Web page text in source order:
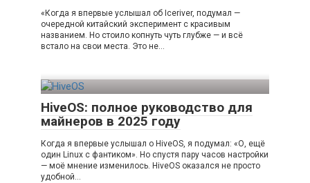
«Когда я впервые услышал об Iceriver, подумал —
очередной китайский эксперимент с красивым
названием. Но стоило копнуть чуть глубже — и всё
встало на свои места. Это не…
HiveOS: полное руководство для
майнеров в 2025 году
Когда я впервые услышал о HiveOS, я подумал: «О, ещё
один Linux с фантиком». Но спустя пару часов настройки
— моё мнение изменилось. HiveOS оказался не просто
удобной…